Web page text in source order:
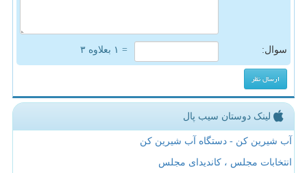
سوال: = ۱ بعلاوه ۳
لینک دوستان سیب پال
آب شیرین کن - دستگاه آب شیرین کن
انتخابات مجلس ، کاندیدای مجلس